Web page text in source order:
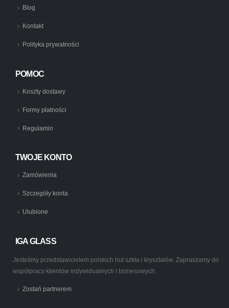
Blog
Kontakt
Polityka prywatności
POMOC
Koszty dostawy
Formy płatności
Regulamin
TWOJE KONTO
Zamówienia
Szczegóły konta
Ulubione
IGA GLASS
Jesteśmy przedstawicielem polskich hut szkła i kryształów. Zapraszamy do
współpracy klientów indywidualnych i biznesowych.
Zostań partnerem